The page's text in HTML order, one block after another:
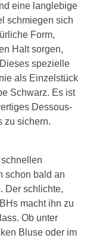
eine langlebige
schmiegen sich
Form,
Halt sorgen,
spezielle
als Einzelstück
Schwarz. Es ist
Dessous-
zu sichern.
schon bald an
Der schlichte,
macht ihn zu
Ob unter
Bluse oder im